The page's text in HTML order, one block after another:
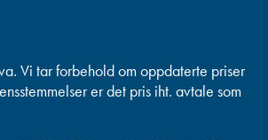
Vi tar forbehold om oppdaterte priser
er det pris iht. avtale som